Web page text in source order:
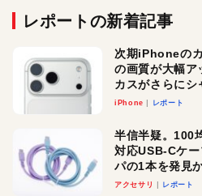
レポートの新着記事
次期iPhoneの
の画質が大幅ア
カスがさらにシ
iPhone レポート
半信半疑。100
対応USB-Cケ
パの1本を発見
アクセサリ レポート